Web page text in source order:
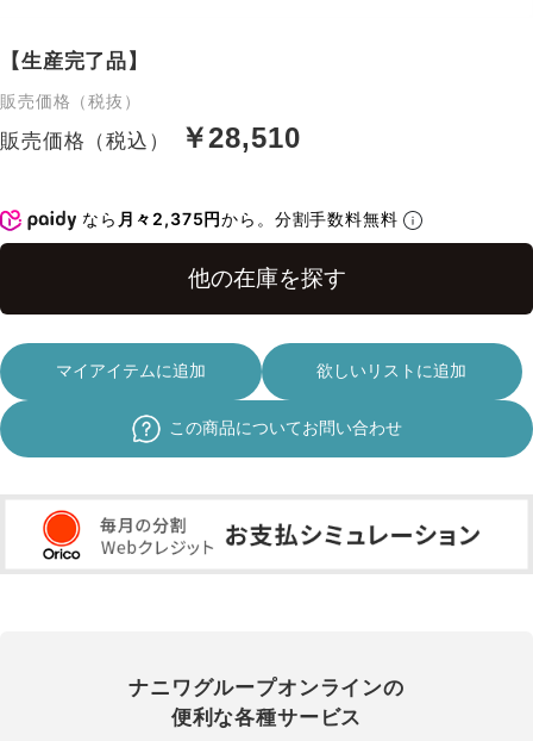
【生産完了品】
販売価格（税抜）
販売価格（税込） ￥28,510
なら 月々2,375円から。分割手数料無料
マイアイテムに追加 欲しいリストに追加
この商品についてお問い合わせ
ナニワグループオンラインの
便利な各種サービス